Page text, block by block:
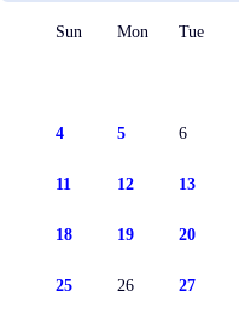
Sun Mon Tue
4 5 6
11 12 13
18 19 20
25 26 27